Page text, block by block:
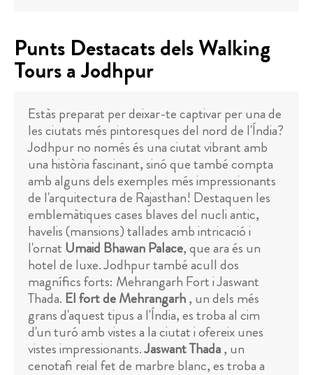
Punts Destacats dels Walking
Tours a Jodhpur
Estàs preparat per deixar-te captivar per una de
les ciutats més pintoresques del nord de l'Índia?
Jodhpur no només és una ciutat vibrant amb
una història fascinant, sinó que també compta
amb alguns dels exemples més impressionants
de l'arquitectura de Rajasthan! Destaquen les
emblemàtiques cases blaves del nucli antic,
havelis (mansions) tallades amb intricació i
l'ornat Umaid Bhawan Palace, que ara és un
hotel de luxe. Jodhpur també acull dos
magnífics forts: Mehrangarh Fort i Jaswant
Thada. El fort de Mehrangarh, un dels més
grans d'aquest tipus a l'Índia, es troba al cim
d'un turó amb vistes a la ciutat i ofereix unes
vistes impressionants.Jaswant Thada, un
cenotafi reial fet de marbre blanc, es troba a